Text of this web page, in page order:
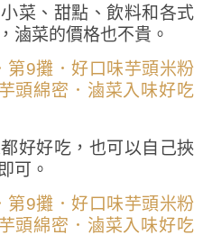
菜、甜點、飲料和各式
滷菜的價格也不貴。
好好吃，也可以自己挾
可。